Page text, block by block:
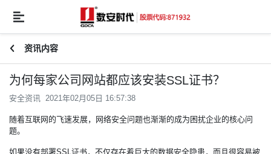
资讯内容
为何每家公司网站都应该安装SSL证书？
安全资讯 2021年02月05日 16:57:38
随着互联网的飞速发展，网络安全问题也渐渐的成为困扰企业的核心问
题。
如果没有部署SSL证书，不仅存在着巨大的数据安全隐患，而且很容易被